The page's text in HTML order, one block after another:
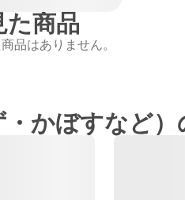
た商品
品はありません。
かぼすなど）